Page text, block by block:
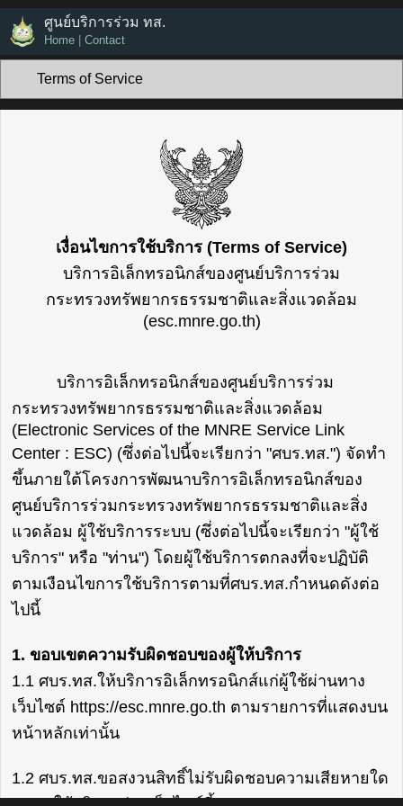
ศูนย์บริการร่วม ทส.
Home| Contact
เงื่อนไขการใช้บริการ (Terms of Service)
บริการอิเล็กทรอนิกส์ของศูนย์บริการร่วม
กระทรวงทรัพยากรธรรมชาติและสิ่งแวดล้อม
(esc.mnre.go.th)
บริการอิเล็กทรอนิกส์ของศูนย์บริการร่วม
กระทรวงทรัพยากรธรรมชาติและสิ่งแวดล้อม
(Electronic Services of the MNRE Service Link
Center : ESC) (ซึ่งต่อไปนี้จะเรียกว่า "ศบร.ทส.") จัดทำ
ขึ้นภายใต้โครงการพัฒนาบริการอิเล็กทรอนิกส์ของ
ศูนย์บริการร่วมกระทรวงทรัพยากรธรรมชาติและสิ่ง
แวดล้อม ผู้ใช้บริการระบบ (ซึ่งต่อไปนี้จะเรียกว่า "ผู้ใช้
บริการ" หรือ "ท่าน") โดยผู้ใช้บริการตกลงที่จะปฏิบัติ
ตามเงือนไขการใช้บริการตามที่ศบร.ทส.กำหนดดังต่อ
ไปนี้
1. ขอบเขตความรับผิดชอบของผู้ให้บริการ
1.1 ศบร.ทส.ให้บริการอิเล็กทรอนิกส์แก่ผู้ใช้ผ่านทาง
เว็บไซต์ https://esc.mnre.go.th ตามรายการที่แสดงบน
หน้าหลักเท่านั้น
1.2 ศบร.ทส.ขอสงวนสิทธิ์ไม่รับผิดชอบความเสียหายใด